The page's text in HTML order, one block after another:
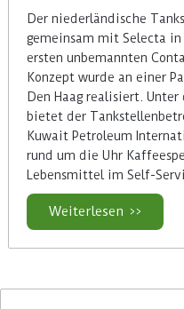
Der niederländische
gemeinsam mit Selecta in
ersten unbemannten
Konzept wurde an einer
Den Haag realisiert. Unter
bietet der
Kuwait Petroleum
rund um die Uhr
Lebensmittel im Self-
Weiterlesen >>